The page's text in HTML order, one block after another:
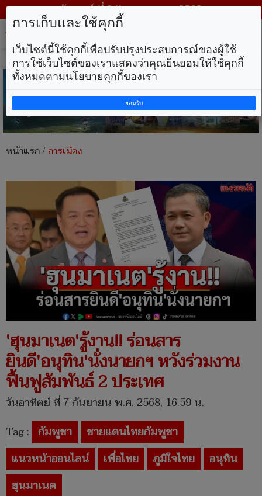
วันเสาร์ ที่ 8 สิงหาคม พ.ศ. 2569
หน้าแรก/การเมือง
'ฮุนมาเนต'รู้งาน!! ร่อนสาร
ยินดี'อนุทิน'นั่งนายกฯ หวังร่วมงาน
ฟื้นฟูสัมพันธ์ 2 ประเทศ
วันอาทิตย์ ที่ 7 กันยายน พ.ศ. 2568, 16.59 น.
Tag : กัมพูชา
ชายแดนไทยกัมพูชา
แนวหน้าออนไลน์
เพื่อไทย ภูมิใจไทย
อนุทิน
ฮุนมาเนต
การเก็บและใช้คุกกี้
เว็บไซต์นี้ใช้คุกกี้เพื่อปรับปรุงประสบการณ์ของผู้ใช้
การใช้เว็บไซต์ของเราแสดงว่าคุณยินยอมให้ใช้คุกกี้
ทั้งหมดตามนโยบายคุกกี้ของเรา
ยอมรับ